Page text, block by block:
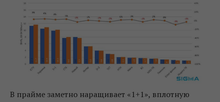
В прайме заметно наращивает «1+1», вплотную